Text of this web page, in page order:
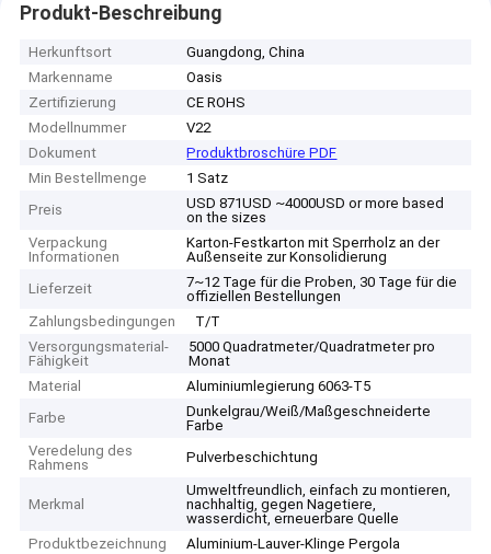
Produkt-Beschreibung
Herkunftsort
Guangdong, China
Markenname
Oasis
Zertifizierung
CE ROHS
Modellnummer
V22
Dokument
Produktbroschüre PDF
Min Bestellmenge
1 Satz
Preis
USD 871USD ~4000USD or more based
on the sizes
Verpackung
Informationen
Karton-Festkarton mit Sperrholz an der
Außenseite zur Konsolidierung
Lieferzeit
7~12 Tage für die Proben, 30 Tage für die
offiziellen Bestellungen
Zahlungsbedingungen
T/T
Versorgungsmaterial-
Fähigkeit
5000 Quadratmeter/Quadratmeter pro
Monat
Material
Aluminiumlegierung 6063-T5
Farbe
Dunkelgrau/Weiß/Maßgeschneiderte
Farbe
Veredelung des
Rahmens
Pulverbeschichtung
Merkmal
Umweltfreundlich, einfach zu montieren,
nachhaltig, gegen Nagetiere,
wasserdicht, erneuerbare Quelle
Produktbezeichnung
Aluminium-Lauver-Klinge Pergola